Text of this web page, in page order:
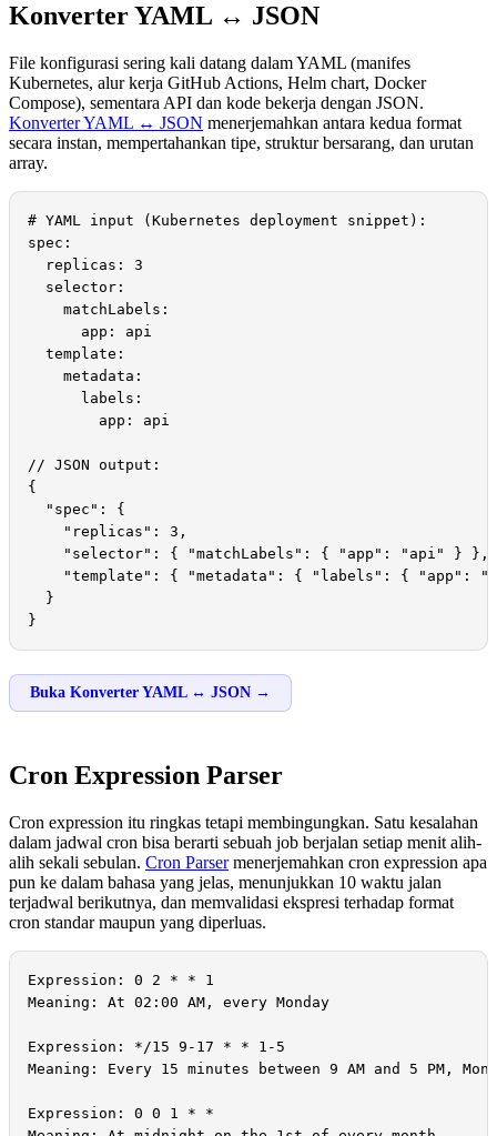
Konverter YAML ↔ JSON
File konfigurasi sering kali datang dalam YAML (manifes
Kubernetes, alur kerja GitHub Actions, Helm chart, Docker
Compose), sementara API dan kode bekerja dengan JSON.
Konverter YAML ↔ JSON menerjemahkan antara kedua format
secara instan, mempertahankan tipe, struktur bersarang, dan urutan
array.
# YAML input (Kubernetes deployment snippet):
spec:
  replicas: 3
  selector:
    matchLabels:
      app: api
  template:
    metadata:
      labels:
        app: api
// JSON output:
{
  "spec": {
    "replicas": 3,
    "selector": { "matchLabels": { "app": "api" } },
"template": { "metadata": { "labels": { "app":
  }
}
Buka Konverter YAML ↔ JSON →
Cron Expression Parser
Cron expression itu ringkas tetapi membingungkan. Satu kesalahan
dalam jadwal cron bisa berarti sebuah job berjalan setiap menit alih-
alih sekali sebulan. Cron Parsermenerjemahkan cron expression apa
pun ke dalam bahasa yang jelas, menunjukkan 10 waktu jalan
terjadwal berikutnya, dan memvalidasi ekspresi terhadap format
cron standar maupun yang diperluas.
Expression: 0 2 * * 1
Meaning: At 02:00 AM, every Monday
Expression: */15 9-17 * * 1-5
Meaning: Every 15 minutes between 9 AM and 5 PM,
Expression: 0 0 1 * *